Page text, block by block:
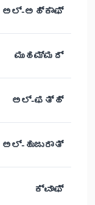
ಅಲ್ -ಅಹ್ಕಾಫ್
ಮುಹಮ್ಮದ್
ಅಲ್ -ಫತ್ ಹ್
ಅಲ್ -ಹುಜುರಾತ್
ಕ್ವಾಫ್